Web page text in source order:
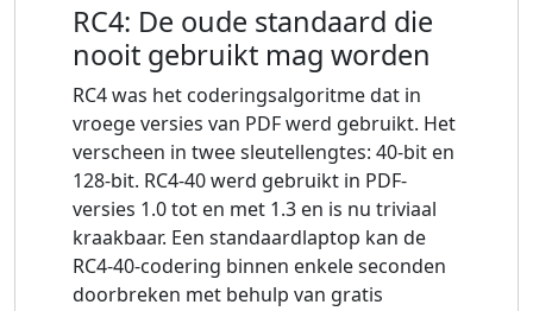
RC4: De oude standaard die
nooit gebruikt mag worden
RC4 was het coderingsalgoritme dat in
vroege versies van PDF werd gebruikt. Het
verscheen in twee sleutellengtes: 40-bit en
128-bit. RC4-40 werd gebruikt in PDF-
versies 1.0 tot en met 1.3 en is nu triviaal
kraakbaar. Een standaardlaptop kan de
RC4-40-codering binnen enkele seconden
doorbreken met behulp van gratis